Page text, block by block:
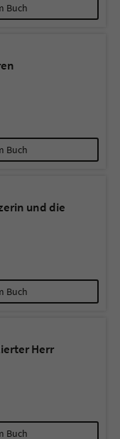
Buch
Buch
und die
Buch
Herr
Buch